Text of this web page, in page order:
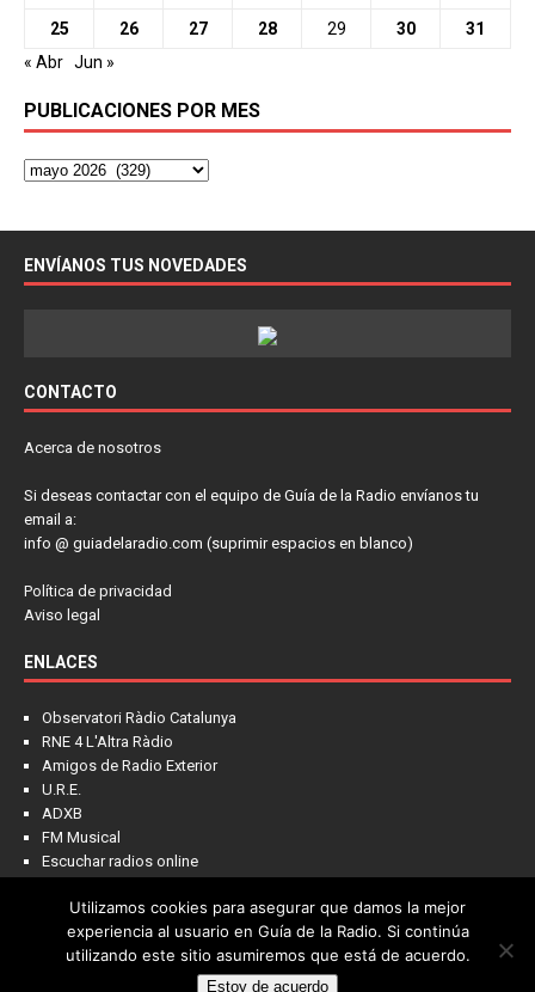
25 26 27 28 29 30
31
« Abr Jun »
PUBLICACIONES POR MES
ENVÍANOS TUS NOVEDADES
CONTACTO
Acerca de nosotros
Si deseas contactar con el equipo de Guía de la Radio envíanos tu
email a:
info @ guiadelaradio.com (suprimir espacios en blanco)
Política de privacidad
Aviso legal
ENLACES
Observatori Ràdio Catalunya
RNE 4 L'Altra Ràdio
Amigos de Radio Exterior
U.R.E.
ADXB
FM Musical
Escuchar radios online
Utilizamos cookies para asegurar que damos la mejor
experiencia al usuario en Guía de la Radio. Si continúa
utilizando este sitio asumiremos que está de acuerdo.
Estoy de acuerdo